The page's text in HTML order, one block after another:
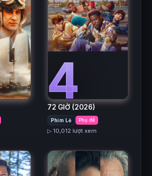
4
72 GIỜ (2026)
Phim Lẻ Phụ đề
▷ 10,012 lượt xem